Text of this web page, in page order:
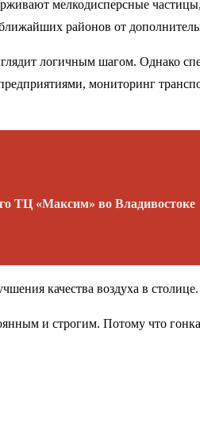
мелкодисперсные
районов от
логичным шагом. Однако
мониторинг
ТЦ «Максим» во Владивостоке
качества воздуха в столице.
и строгим. Потому что